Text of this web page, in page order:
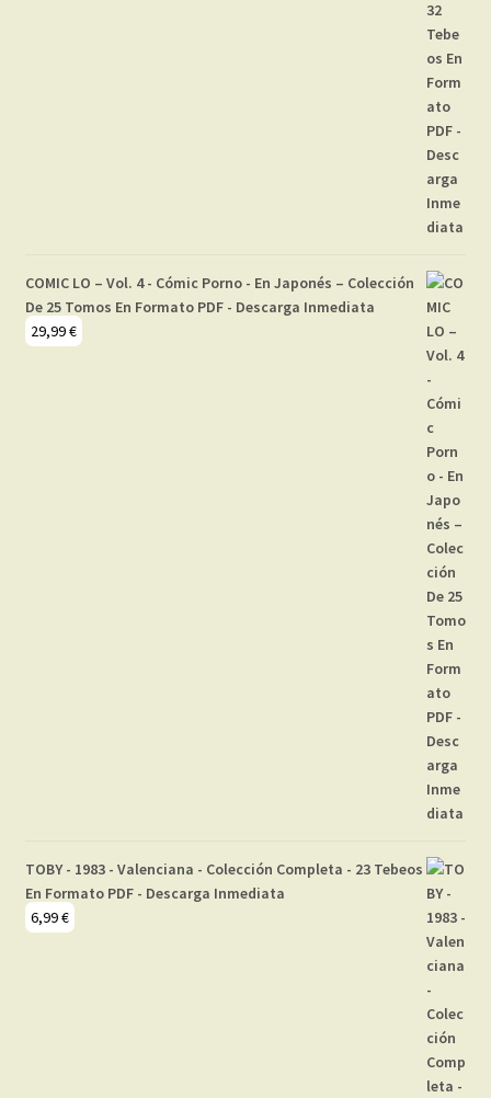
COMIC LO – Vol. 4 - Cómic Porno - En Japonés – Colección
De 25 Tomos En Formato PDF - Descarga Inmediata
29,99€
TOBY - 1983 - Valenciana - Colección Completa - 23 Tebeos
En Formato PDF - Descarga Inmediata
6,99€